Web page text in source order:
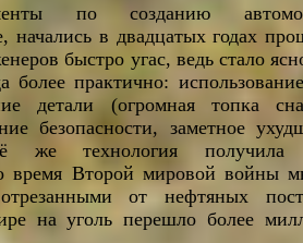
по созданию
начались в двадцатых годах
быстро угас, ведь стало
более практично:
детали (огромная топка
безопасности, заметное
же технология получила
время Второй мировой войны
от нефтяных
на уголь перешло более